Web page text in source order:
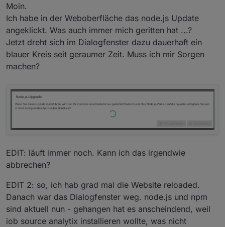
Size of iob-Database:
17M
/opt/iobroker/iobroker-data/objects.jsonl
/opt/iobroker/iobroker-data/states.jsonl
=================== END OF SUMMARY
Recommended versions are nodejs 20.17.0
Your nodejs installation is correct
MEMORY:
total        used
Active iob-Instances: 	13
Upgrade policy: none
ioBroker Core: 		js-controller
ioBroker Status: 	iobroker is
Objects type: jsonl
States  type: jsonl
Status admin and web instance:
funktioniert für Raspberry OS auch nicht. Also
ist das nicht aufwändiger als eine komplette
Neuinstallation. Mit Backup ist das in kurzer Zeit
Moin.
Ich habe in der Weboberfläche das node.js Update
angeklickt. Was auch immer mich geritten hat ...?
Jetzt dreht sich im Dialogfenster dazu dauerhaft ein
blauer Kreis seit geraumer Zeit. Muss ich mir Sorgen
machen?
EDIT: läuft immer noch. Kann ich das irgendwie
abbrechen?
EDIT 2: so, ich hab grad mal die Website reloaded.
Danach war das Dialogfenster weg. node.js und npm
sind aktuell nun - gehangen hat es anscheindend, weil
iob source analytix installieren wollte, was nicht